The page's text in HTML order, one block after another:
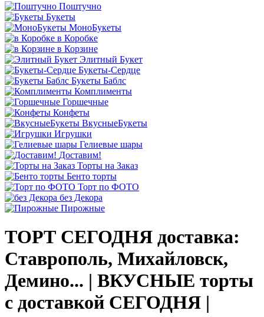
Поштучно
Букеты
МоноБукеты
в Коробке
в Корзине
Элитный Букет
Букеты-Сердце
Букеты Баблс
Комплименты
Горшечные
Конфеты
ВкусныеБукеты
Игрушки
Гелиевые шары
Доставим!
Торты на Заказ
Бенто торты
Торт по ФОТО
без Декора
Пирожные
ТОРТ СЕГОДНЯ доставка:
Ставрополь, Михайловск,
Демино... | ВКУСНЫЕ торты
с доставкой СЕГОДНЯ |